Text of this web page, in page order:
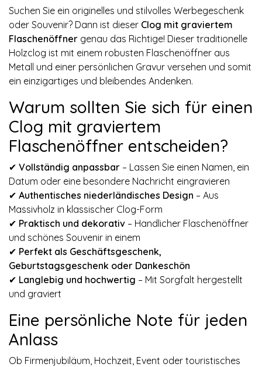
Suchen Sie ein originelles und stilvolles Werbegeschenk
oder Souvenir? Dann ist dieser Clog mit graviertem
Flaschenöffner genau das Richtige! Dieser traditionelle
Holzclog ist mit einem robusten Flaschenöffner aus
Metall und einer persönlichen Gravur versehen und somit
ein einzigartiges und bleibendes Andenken.
Warum sollten Sie sich für einen
Clog mit graviertem
Flaschenöffner entscheiden?
✔ Vollständig anpassbar – Lassen Sie einen Namen, ein
Datum oder eine besondere Nachricht eingravieren
✔ Authentisches niederländisches Design – Aus
Massivholz in klassischer Clog-Form
✔ Praktisch und dekorativ – Handlicher Flaschenöffner
und schönes Souvenir in einem
✔ Perfekt als Geschäftsgeschenk,
Geburtstagsgeschenk oder Dankeschön
✔ Langlebig und hochwertig – Mit Sorgfalt hergestellt
und graviert
Eine persönliche Note für jeden
Anlass
Ob Firmenjubiläum, Hochzeit, Event oder touristisches